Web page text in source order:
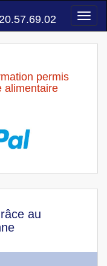
permis
alimentaire
au